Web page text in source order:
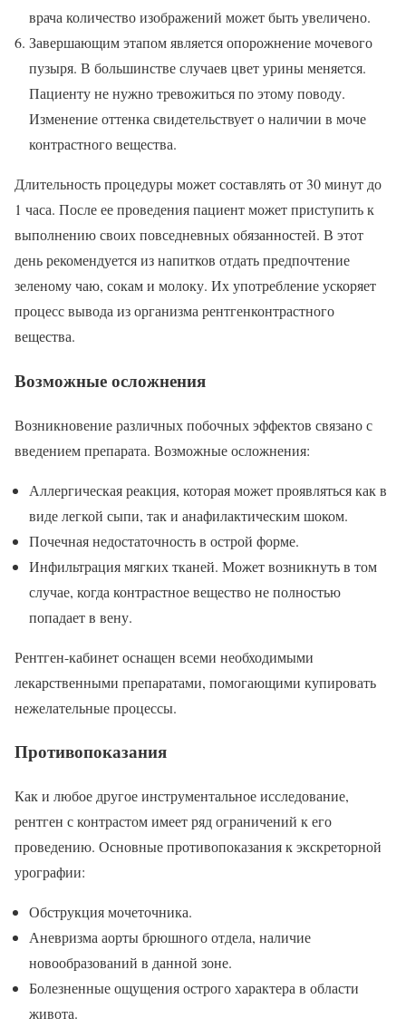
врача количество изображений может быть увеличено.
Завершающим этапом является опорожнение мочевого
пузыря. В большинстве случаев цвет урины меняется.
Пациенту не нужно тревожиться по этому поводу.
Изменение оттенка свидетельствует о наличии в моче
контрастного вещества.
Длительность процедуры может составлять от 30 минут до
1 часа. После ее проведения пациент может приступить к
выполнению своих повседневных обязанностей. В этот
день рекомендуется из напитков отдать предпочтение
зеленому чаю, сокам и молоку. Их употребление ускоряет
процесс вывода из организма рентгенконтрастного
вещества.
Возможные осложнения
Возникновение различных побочных эффектов связано с
введением препарата. Возможные осложнения:
Аллергическая реакция, которая может проявляться как в
виде легкой сыпи, так и анафилактическим шоком.
Почечная недостаточность в острой форме.
Инфильтрация мягких тканей. Может возникнуть в том
случае, когда контрастное вещество не полностью
попадает в вену.
Рентген-кабинет оснащен всеми необходимыми
лекарственными препаратами, помогающими купировать
нежелательные процессы.
Противопоказания
Как и любое другое инструментальное исследование,
рентген с контрастом имеет ряд ограничений к его
проведению. Основные противопоказания к экскреторной
урографии:
Обструкция мочеточника.
Аневризма аорты брюшного отдела, наличие
новообразований в данной зоне.
Болезненные ощущения острого характера в области
живота.